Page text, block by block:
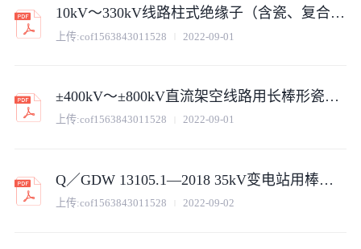
10kV～330kV线路柱式绝缘子（含瓷、复合、横担、防风偏绝缘子）采购标准 第1部分：通用技术规范
上传:cof1563843011528 2022-09-01
±400kV～±800kV直流架空线路用长棒形瓷绝缘子采购标准 第1部分 通用技术规范
上传:cof1563843011528 2022-09-01
Q／GDW 13105.1—2018 35kV变电站用棒形支柱瓷绝缘子采购标准（第1部分：通用技术规范）
上传:cof1563843011528 2022-09-02